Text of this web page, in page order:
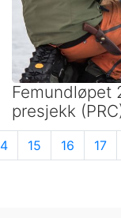
Femundløpet
presjekk
15 16 17